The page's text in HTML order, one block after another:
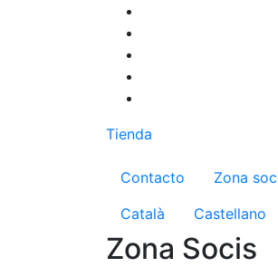
Tienda
Menú del
Contacto
Zona
Català
Castellano
Zona Socis